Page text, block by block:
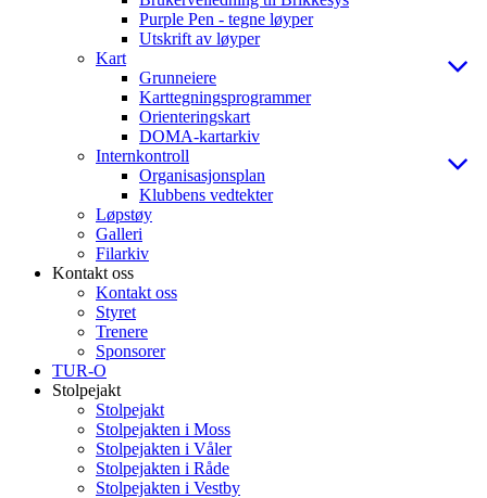
Purple Pen - tegne løyper
Utskrift av løyper
Kart
Grunneiere
Karttegningsprogrammer
Orienteringskart
DOMA-kartarkiv
Internkontroll
Organisasjonsplan
Klubbens vedtekter
Løpstøy
Galleri
Filarkiv
Kontakt oss
Kontakt oss
Styret
Trenere
Sponsorer
TUR-O
Stolpejakt
Stolpejakt
Stolpejakten i Moss
Stolpejakten i Våler
Stolpejakten i Råde
Stolpejakten i Vestby